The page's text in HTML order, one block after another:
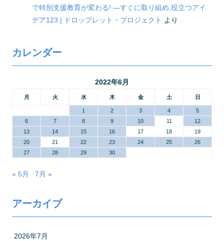
で特別支援教育が変わる! ―すぐに取り組め,役立つアイ
デア123 | ドロップレット・プロジェクト より
カレンダー
2022年6月
月 火 水 木 金 土 日
1 2 3 4
5
6
7 8 9 10 11
12
13
14 15 16 17 18
19
20
21 22 23 24 25
26
27
28 29 30
« 5月 7月 »
アーカイブ
2026年7月